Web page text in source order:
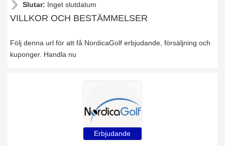
Slutar: Inget slutdatum
VILLKOR OCH BESTÄMMELSER
Följ denna url för att få NordicaGolf erbjudande, försäljning och
kuponger. Handla nu
Erbjudande